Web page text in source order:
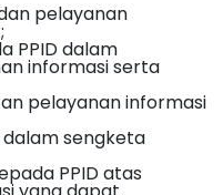
pelayanan
PPID dalam
informasi serta
pelayanan informasi
dalam sengketa
PPID atas